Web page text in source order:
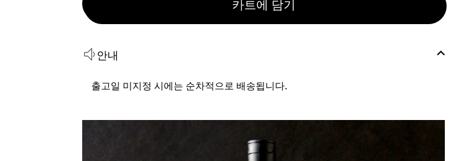
카트에 담기
안내
출고일 미지정 시에는 순차적으로 배송됩니다.